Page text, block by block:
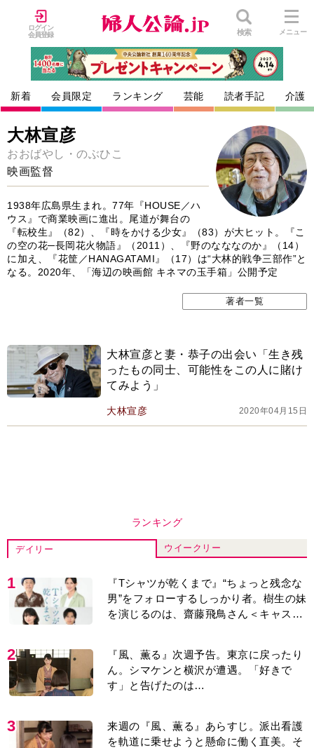
ログイン
会員登録
検索 メニュー
新着 会員限定 ランキング 芸能 読者手記 介護
大林宣彦
おおばやし・のぶひこ
映画監督
1938年広島県生まれ。77年『HOUSE／ハ
ウス』で商業映画に進出。尾道が舞台の
『転校生』（82）、『時をかける少女』（83）が大ヒット。『こ
の空の花─長岡花火物語』（2011）、『野のなななのか』（14）
に加え、『花筐／HANAGATAMI』（17）は“大林的戦争三部作”と
なる。2020年、「海辺の映画館 キネマの玉手箱」公開予定
著者一覧
大林宣彦と妻・恭子の出会い「生き残
ったもの同士、可能性をこの人に賭け
てみよう」
大林宣彦 2020年04月15日
ランキング
デイリー ウイークリー
1
『Tシャツが乾くまで』“ちょっと残念な
男”をフォローするしっかり者。樹生の妹
を演じるのは、齋藤飛鳥さん＜キャスト
2
『風、薫る』次週予告。東京に戻ったり
ん。シマケンと横沢が遭遇。「好きで
す」と告げたのは…
3
来週の『風、薫る』あらすじ。派出看護
を軌道に乗せようと懸命に働く直美。そ